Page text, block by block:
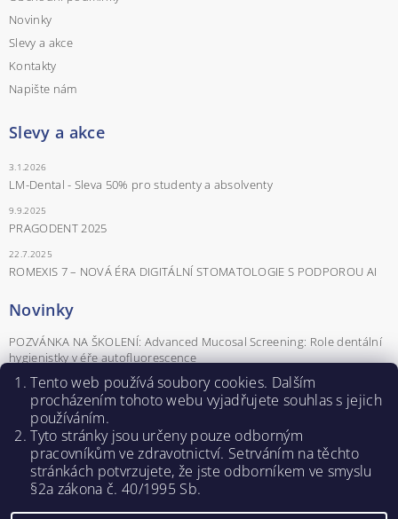
Novinky
Slevy a akce
Kontakty
Napište nám
Slevy a akce
3.1.2026
LM-Dental - Sleva 50% pro studenty a absolventy
9.9.2025
PRAGODENT 2025
22.7.2025
ROMEXIS 7 – NOVÁ ÉRA DIGITÁLNÍ STOMATOLOGIE S PODPOROU AI
Novinky
POZVÁNKA NA ŠKOLENÍ: Advanced Mucosal Screening: Role dentální
hygienistky v éře autofluorescence
POZVÁNKA NA ŠKOLENÍ Parodontologické minimum pro praxi aneb
parodontologie od A do Z
Záznamy z webinářů - Naučte se pracovat se softwarem Romexis®.
POZVÁNKA NA ŠKOLENÍ PRO DENTÁLNÍ HYGIENISTKY
ROZHOVOR: KLÁRA NOVÁ – DENTÁLNÍ HYGIENISTKA A SDA
ŠKOLITELKA
Tento web používá soubory cookies. Dalším
procházením tohoto webu vyjadřujete souhlas s jejich
používáním.
Tyto stránky jsou určeny pouze odborným
pracovníkům ve zdravotnictví. Setrváním na těchto
stránkách potvrzujete, že jste odborníkem ve smyslu
§2a zákona č. 40/1995 Sb.